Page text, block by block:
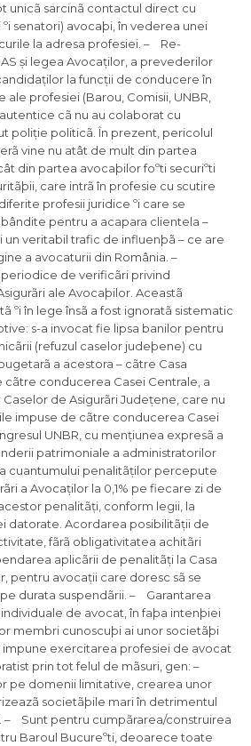
unicã sarcinã contactul direct cu
senatori) avocaþi, în vederea unei
la adresa profesiei. – Re-
și legea Avocaților, a prevederilor
la funcții de conducere în
profesiei (Barou, Comisii, UNBR,
cã nu au colaborat cu
poliție politicã. În prezent, pericolul
vine nu atât de mult din partea
din partea avocaþilor foºti securiºti
care intrã în profesie cu scutire
profesii juridice ºi care se
pentru a acapara clientela –
veritabil trafic de influenþã – ce are
a avocaturii din România. –
de verificãri privind
ale Avocaþilor. Aceastã
ºi în lege însã a fost ignoratã sistematic
s-a invocat fie lipsa banilor pentru
(refuzul caselor judeþene) cu
a acestora – cãtre Casa
cãtre conducerea Casei Centrale, a
Caselor de Asigurãri Județene, care nu
impuse de cãtre conducerea Casei
UNBR, cu mențiunea expresã a
patrimoniale a administratorilor
cuantumului penalitãților percepute
a Avocaților la 0,1% pe fiecare zi de
penalitãți, conform legii, la
datorate. Acordarea posibilitãții de
fãrã obligativitatea achitãri
aplicãrii de penalitãți la Casa
pentru avocații care doresc sã se
durata suspendãrii. – Garantarea
de avocat, în faþa intenþiei
membri cunoscuþi ai unor societãþi
impune exercitarea profesiei de avocat
prin tot felul de mãsuri, gen: –
pe domenii limitative, crearea unor
societãþile mari în detrimentul
– Sunt pentru cumpãrarea/construirea
Baroul Bucureºti, deoarece toate